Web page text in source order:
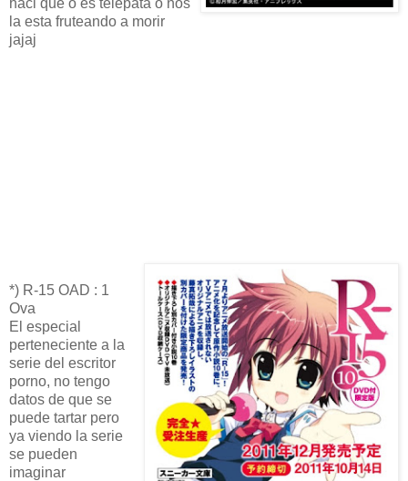
la esta fruteando a morir
jajaj
*) R-15 OAD : 1
Ova
El especial
perteneciente a la
serie del escritor
porno, no tengo
datos de que se
puede tartar pero
ya viendo la serie
se pueden
imaginar